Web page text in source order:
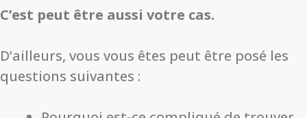
C’est peut être aussi votre cas.
D’ailleurs, vous vous êtes peut être posé les
questions suivantes :